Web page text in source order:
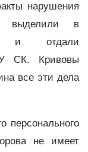
нарушения
выделили в
и отдали
СК. Кривовы
все эти дела
персонального
не имеет